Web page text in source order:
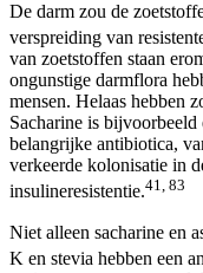
De darm zou de
verspreiding van
van zoetstoffen staan
ongunstige darmflora
mensen. Helaas hebben
Sacharine is
belangrijke antibiotica,
verkeerde kolonisatie in
insulineresistentie.41, 83
Niet alleen sacharine en
K en stevia hebben een